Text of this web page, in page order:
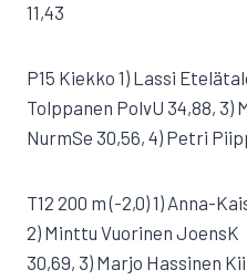
11,43
P15 Kiekko 1) Lassi
Tolppanen PolvU 34,88, 3)
NurmSe 30,56, 4) Petri
T12 200 m (-2,0) 1) Anna-
2) Minttu Vuorinen JoensK
30,69, 3) Marjo Hassinen